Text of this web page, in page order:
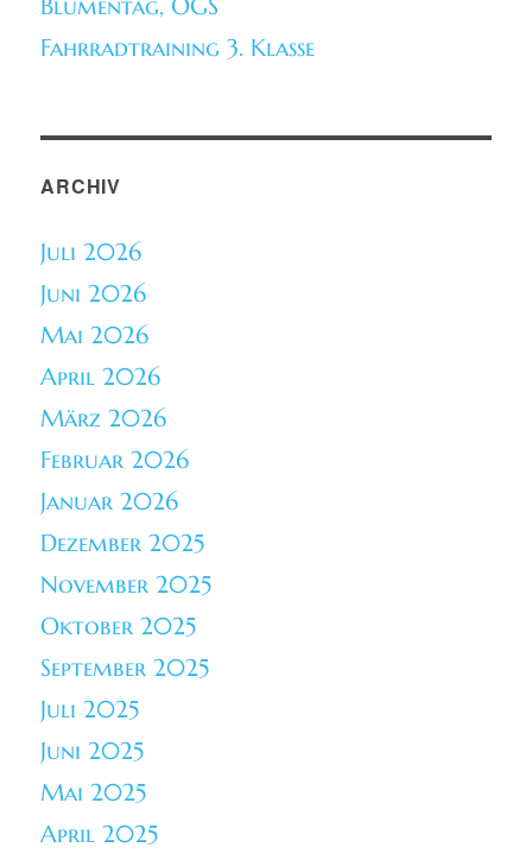
Blumentag, OGS
Fahrradtraining 3. Klasse
ARCHIV
Juli 2026
Juni 2026
Mai 2026
April 2026
März 2026
Februar 2026
Januar 2026
Dezember 2025
November 2025
Oktober 2025
September 2025
Juli 2025
Juni 2025
Mai 2025
April 2025